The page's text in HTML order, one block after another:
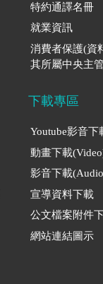
特約通譯名冊
就業資訊
消費者保護(資
其所屬中央主
下載專區
Youtube影音下
動畫下載
影音下載
宣導資料下載
公文檔案附件
網站連結圖示